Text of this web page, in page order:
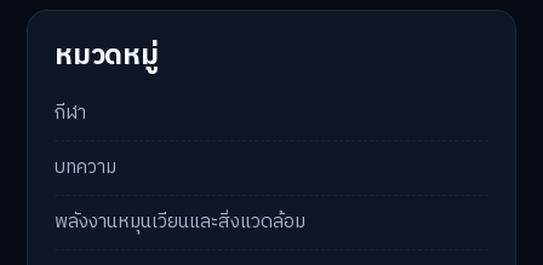
หมวดหมู่
กีฬา
บทความ
พลังงานหมุนเวียนและสิ่งแวดล้อม